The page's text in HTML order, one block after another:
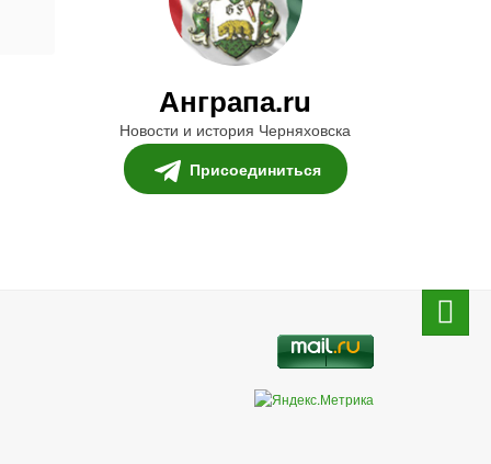
Анграпа.ru
Новости и история Черняховска
Присоединиться